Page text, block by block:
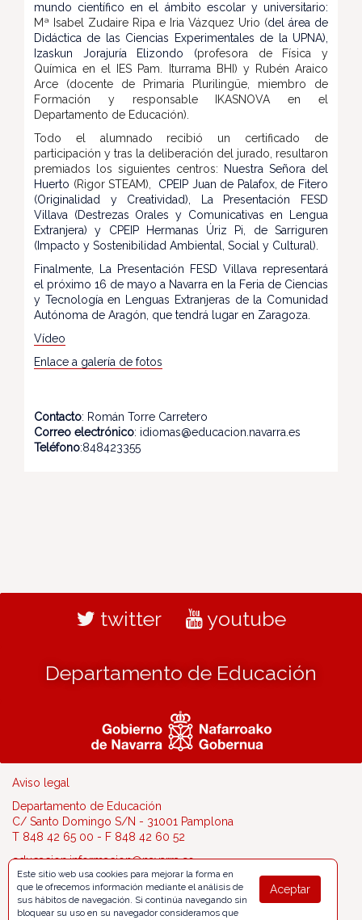
mundo científico en el ámbito escolar y universitario:
Mª Isabel Zudaire Ripa e Iria Vázquez Urio (del área de
Didáctica de las Ciencias Experimentales de la UPNA),
Izaskun Jorajuría Elizondo (profesora de Física y
Química en el IES Pam. Iturrama BHI) y Rubén Araico
Arce (docente de Primaria Plurilingüe, miembro de
Formación y responsable IKASNOVA en el
Departamento de Educación).
Todo el alumnado recibió un certificado de
participación y tras la deliberación del jurado, resultaron
premiados los siguientes centros:
Nuestra Señora del
Huerto (Rigor STEAM),
CPEIP Juan de Palafox, de Fitero
(Originalidad y Creatividad), La Presentación FESD
Villava (Destrezas Orales y Comunicativas en Lengua
Extranjera) y CPEIP Hermanas Úriz Pi, de Sarriguren
(Impacto y Sostenibilidad Ambiental, Social y Cultural).
Finalmente, La Presentación FESD Villava representará
el próximo 16 de mayo a Navarra en la Feria de Ciencias
y Tecnología en Lenguas Extranjeras de la Comunidad
Autónoma de Aragón, que tendrá lugar en Zaragoza.
Vídeo
Enlace a galería de fotos
Contacto: Román Torre Carretero
Correo electrónico: idiomas@educacion.navarra.es
Teléfono:848423355
twitter youtube
Departamento de Educación
Aviso legal
Departamento de Educación
C/ Santo Domingo S/N - 31001 Pamplona
T 848 42 65 00 - F 848 42 60 52
educacion.informacion@navarra.es
Aceptar
Este sitio web usa cookies para mejorar la forma en
que le ofrecemos información mediante el análisis de
sus hábitos de navegación. Si continúa navegando sin
bloquear su uso en su navegador consideramos que